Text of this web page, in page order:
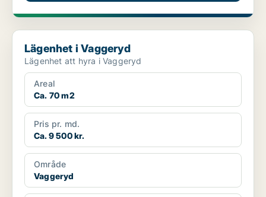
Lägenhet i Vaggeryd
Lägenhet i Vaggeryd
Lägenhet att hyra i Vaggeryd
Areal
Ca. 70 m2
Pris pr. md.
Ca. 9 500 kr.
Område
Vaggeryd